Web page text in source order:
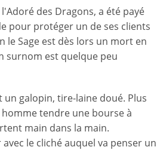
des Dragons, a été payé
pour protéger un de ses clients
le Sage est dès lors un mort en
surnom est quelque peu
un galopin, tire-laine doué. Plus
tendre une bourse à
main dans la main.
le cliché auquel va penser un